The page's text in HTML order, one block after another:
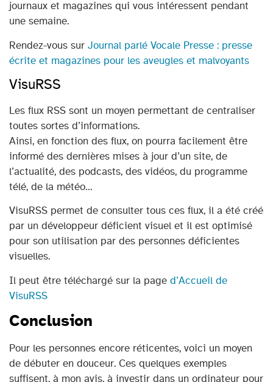
journaux et magazines qui vous intéressent pendant
une semaine.
Rendez-vous sur Journal parlé Vocale Presse : presse
écrite et magazines pour les aveugles et malvoyants
VisuRSS
Les flux RSS sont un moyen permettant de centraliser
toutes sortes d’informations.
Ainsi, en fonction des flux, on pourra facilement être
informé des dernières mises à jour d’un site, de
l’actualité, des podcasts, des vidéos, du programme
télé, de la météo…
VisuRSS permet de consulter tous ces flux, il a été créé
par un développeur déficient visuel et il est optimisé
pour son utilisation par des personnes déficientes
visuelles.
Il peut être téléchargé sur la page d’Accueil de
VisuRSS
Conclusion
Pour les personnes encore réticentes, voici un moyen
de débuter en douceur. Ces quelques exemples
suffisent, à mon avis, à investir dans un ordinateur pour